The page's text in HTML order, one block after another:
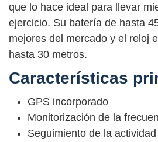
que lo hace ideal para llevar
ejercicio. Su batería de hasta
mejores del mercado y el reloj
hasta 30 metros.
Características
GPS incorporado
Monitorización de la
Seguimiento de la actividad